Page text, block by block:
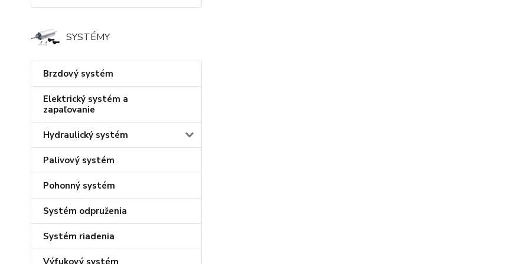
SYSTÉMY
Brzdový systém
Elektrický systém a
zapaľovanie
Hydraulický systém
Palivový systém
Pohonný systém
Systém odpruženia
Systém riadenia